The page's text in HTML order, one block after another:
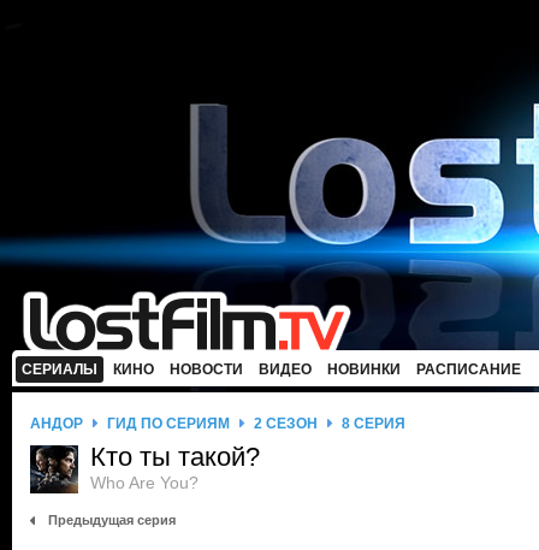
СЕРИАЛЫ КИНО НОВОСТИ ВИДЕО НОВИНКИ РАСПИСАНИЕ
АНДОР ГИД ПО СЕРИЯМ 2 СЕЗОН 8 СЕРИЯ
Кто ты такой?
Who Are You?
Предыдущая серия